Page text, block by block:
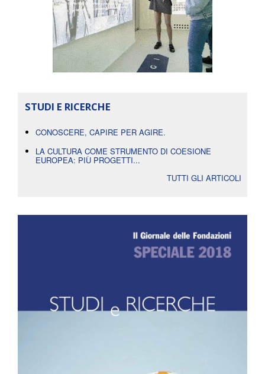
STUDI E RICERCHE
CONOSCERE, CAPIRE PER AGIRE.
LA CULTURA COME STRUMENTO DI COESIONE
EUROPEA: PIÙ PROGETTI...
TUTTI GLI ARTICOLI